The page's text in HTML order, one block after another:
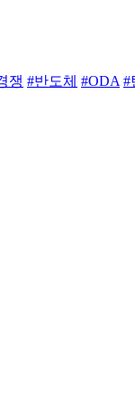
쟁 #반도체 #ODA #